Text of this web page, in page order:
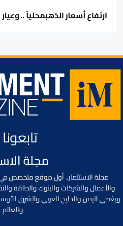
ارتفاع أسعار الذهبمحلياً .. وعيار 21 عند...
مجلة
مجلة الاستثمار.. أول موقع متخصص في
والأعمال والشركات والبنوك والطاقة
ويغطي اليمن والخليج العربي والشرق
والعالم